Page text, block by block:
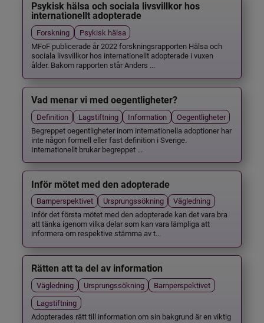
Psykisk hälsa och sociala livsvillkor hos
internationellt adopterade
Forskning
Psykisk hälsa
MFoF publicerade år 2022 forskningsrapporten Hälsa och
sociala livsvillkor hos internationellt adopterade i vuxen
ålder. Bakom rapporten står Anders ...
Vad menar vi med oegentligheter?
Definition Lagstiftning Information
Oegentligheter
Begreppet oegentligheter inom internationella adoptioner har
inte någon formell eller fast definition i Sverige.
Internationellt brukar begreppet ...
Inför mötet med den adopterade
Barnperspektivet Ursprungssökning
Vägledning
Inför det första mötet med den adopterade kan det vara bra
att tänka igenom vilka delar som kan vara lämpliga att
informera om respektive stämma av t...
Rätten att ta del av information
Vägledning Ursprungssökning
Barnperspektivet
Lagstiftning
Adopterades rätt till information om sin bakgrund är en viktig